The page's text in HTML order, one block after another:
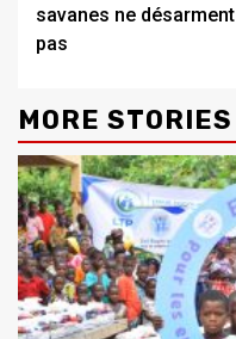
savanes ne désarment
pas
MORE STORIES